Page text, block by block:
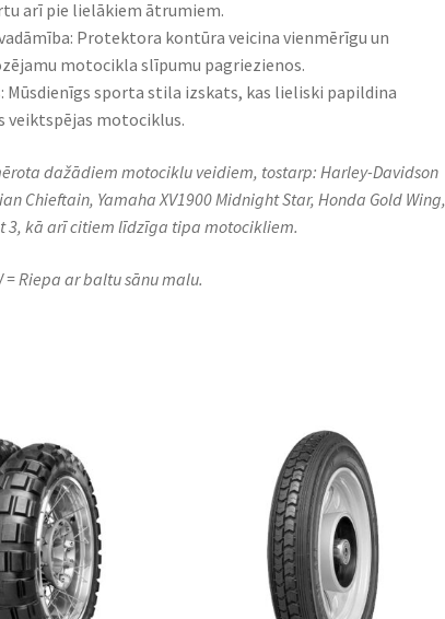
arī pie lielākiem ātrumiem.​
Protektora kontūra veicina vienmērīgu un
motocikla slīpumu pagriezienos.​
Mūsdienīgs sporta stila izskats, kas lieliski papildina
veiktspējas motociklus.​
dažādiem motociklu veidiem, tostarp: Harley-Davidson
Chieftain, Yamaha XV1900 Midnight Star, Honda Gold Wing,
3, kā arī citiem līdzīga tipa motocikliem.
= Riepa ar baltu sānu malu.